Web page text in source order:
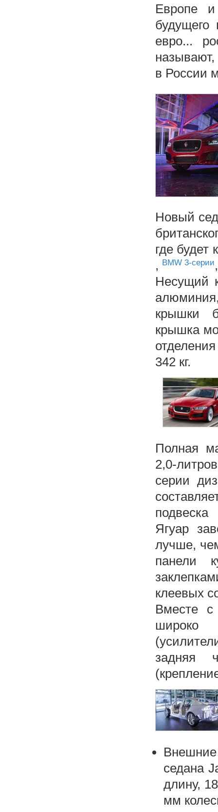
Европе
будущего
евро...
в России
Новый
где будет
, BMW 3-серии
Несущий
крышки
крышка
342 кг.
Полная
2,0-
серии
Ягуар
лучше,
панели
клеевых
Вместе с
широко
задняя
седана
длину,
мм